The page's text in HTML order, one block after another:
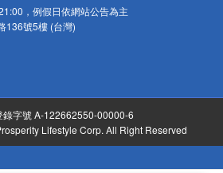
，例假日依網站公告為主
136號5樓 (台灣)
錄字號 A-122662550-00000-6
Lifestyle Corp. All Right Reserved